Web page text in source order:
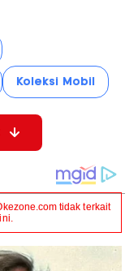
Koleksi Mobil